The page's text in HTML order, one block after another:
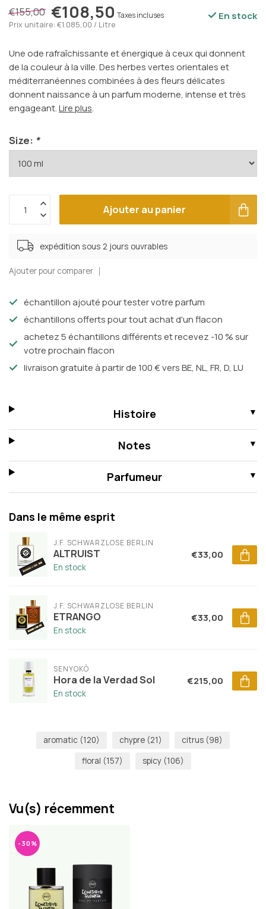
€155,00 €108,50 Taxes incluses
Prix unitaire: €1.085,00 / Litre
En stock
Une ode rafraîchissante et énergique à ceux qui donnent
de la couleur à la ville. Des herbes vertes orientales et
méditerranéennes combinées à des fleurs délicates
donnent naissance à un parfum moderne, intense et très
engageant.Lire plus.
Size: *
Ajouter au panier
expédition sous 2 jours ouvrables
Ajouter pour comparer
échantillon ajouté pour tester votre parfum
échantillons offerts pour tout achat d'un flacon
achetez 5 échantillons différents et recevez -10 % sur
votre prochain flacon
livraison gratuite à partir de 100 € vers BE, NL, FR, D, LU
Histoire
Notes
Parfumeur
Dans le même esprit
J.F. SCHWARZLOSE BERLIN
ALTRUIST
En stock
€33,00
J.F. SCHWARZLOSE BERLIN
ETRANGO
En stock
€33,00
SENYOKÔ
Hora de la Verdad Sol
En stock
€215,00
aromatic (120) chypre (21) citrus (98)
floral (157) spicy (106)
Vu(s) récemment
-30%